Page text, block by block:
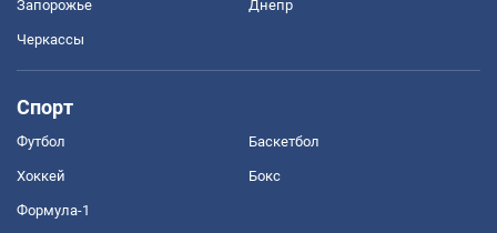
Запорожье Днепр
Черкассы
Спорт
Футбол Баскетбол
Хоккей Бокс
Формула-1